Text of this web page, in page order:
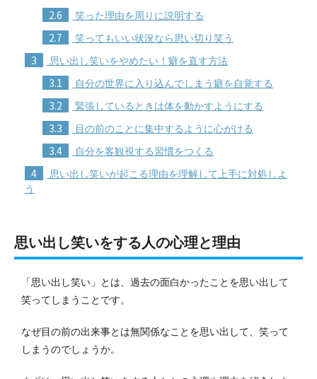
2.6 笑った理由を周りに説明する
2.7 笑ってもいい状況なら思い切り笑う
3 思い出し笑いをやめたい！癖を直す方法
3.1 自分の世界に入り込んでしまう癖を自覚する
3.2 緊張しているときは体を動かすようにする
3.3 目の前のことに集中するように心がける
3.4 自分を客観視する習慣をつくる
4
思い出し笑いが起こる理由を理解して上手に対処しよ
う
思い出し笑いをする人の心理と理由
「思い出し笑い」とは、過去の面白かったことを思い出して
笑ってしまうことです。
なぜ目の前の出来事とは無関係なことを思い出して、笑って
しまうのでしょうか。